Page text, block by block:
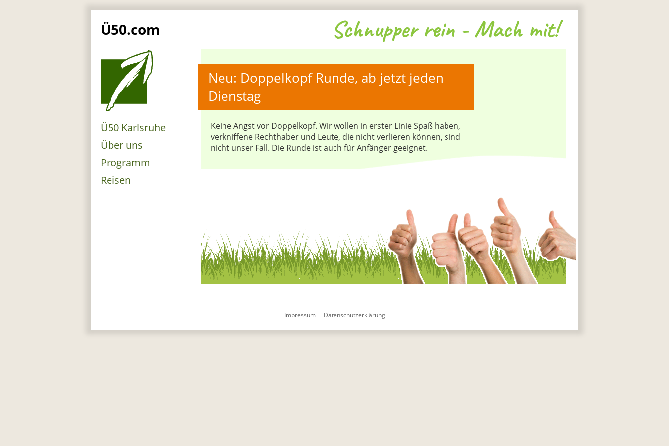
Ü50.com Schnupper rein - Mach mit!
Ü50 Karlsruhe
Über uns
Programm
Reisen
Neu: Doppelkopf Runde, ab jetzt jeden
Dienstag
Keine Angst vor Doppelkopf. Wir wollen in erster Linie Spaß haben,
verkniffene Rechthaber und Leute, die nicht verlieren können, sind
nicht unser Fall. Die Runde ist auch für Anfänger geeignet.
Impressum Datenschutzerklärung